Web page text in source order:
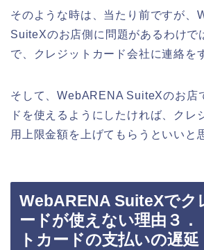
そのような時は、当たり前ですが、
SuiteXのお店側に問題があるわけで
で、クレジットカード会社に連絡を
そして、WebARENA SuiteXのお店
ドを使えるようにしたければ、クレ
用上限金額を上げてもらうといいと
WebARENA SuiteXでク
ードが使えない理由３．
トカードの支払いの遅延